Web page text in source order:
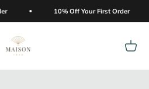
10% Off Your First Order
DOLOMITI
Cart